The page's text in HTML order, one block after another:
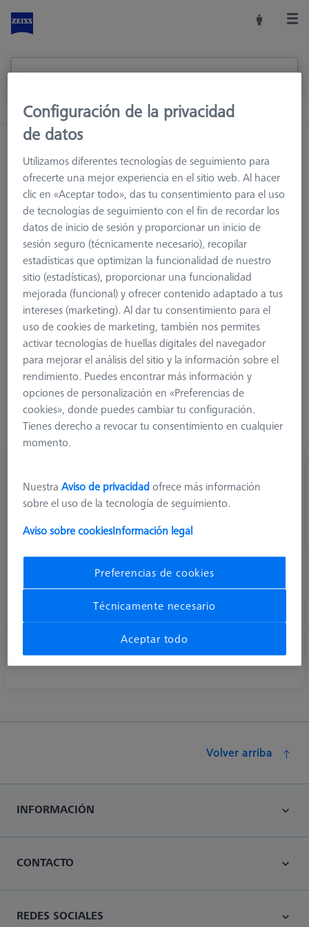
Inicio Sistemas de palpadores
Extensiones de titanio
Extensiones de titanio
Con la tecnología de vanguardia actual, las extensiones de
titanio sólo se utilizan como piezas intermedias con una
longitud de 30 mm o menos. Esto se debe al bajo
rendimiento de las extensiones de titanio en términos de
precisión y reproducibilidad. Por razones de peso, las
extensiones de titanio se redujeron en diámetro y espesor de
pared hasta tal punto que también se pudieran realizar
sistemas de palpadores con estructuras más complejas. Para
garantizar que usted siempre pueda medir con la mayor
precisión posible, ZEISS ya no venderá extensiones de
aluminio y titanio con L30 mm.
Extensiones de titanio
Volver arriba
INFORMACIÓN
CONTACTO
REDES SOCIALES
Configuración de la privacidad
de datos
Utilizamos diferentes tecnologías de seguimiento para
ofrecerte una mejor experiencia en el sitio web. Al hacer
clic en «Aceptar todo», das tu consentimiento para el uso
de tecnologías de seguimiento con el fin de recordar los
datos de inicio de sesión y proporcionar un inicio de
sesión seguro (técnicamente necesario), recopilar
estadísticas que optimizan la funcionalidad de nuestro
sitio (estadísticas), proporcionar una funcionalidad
mejorada (funcional) y ofrecer contenido adaptado a tus
intereses (marketing). Al dar tu consentimiento para el
uso de cookies de marketing, también nos permites
activar tecnologías de huellas digitales del navegador
para mejorar el análisis del sitio y la información sobre el
rendimiento. Puedes encontrar más información y
opciones de personalización en «Preferencias de
cookies», donde puedes cambiar tu configuración.
Tienes derecho a revocar tu consentimiento en cualquier
momento.
NuestraAviso de privacidadofrece más información
sobre el uso de la tecnología de seguimiento.
Aviso sobre cookiesInformación legal
Preferencias de cookies
Técnicamente necesario
Aceptar todo